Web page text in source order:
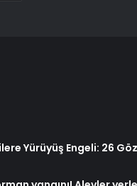
Yürüyüş Engeli: 26